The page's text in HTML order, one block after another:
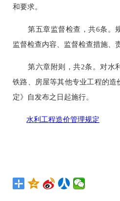
和要求。
第五章监督检查，共6条。规
监督检查内容、监督检查措施、
第六章附则，共2条。对水利
铁路、房屋等其他专业工程的造
定》自发布之日起施行。
水利工程造价管理规定